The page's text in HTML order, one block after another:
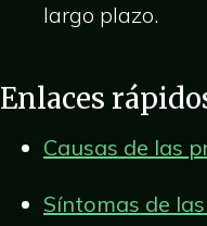
largo plazo.
Enlaces
Causas de las
Síntomas de